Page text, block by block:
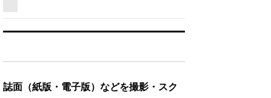
誌面（紙版・電子版）などを撮影・スク